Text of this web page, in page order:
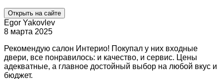
Открыть на сайте
Egor Yakovlev
8 марта 2025
Рекомендую салон Интерио! Покупал у них входные
двери, все понравилось: и качество, и сервис. Цены
адекватные, а главное достойный выбор на любой вкус и
бюджет.